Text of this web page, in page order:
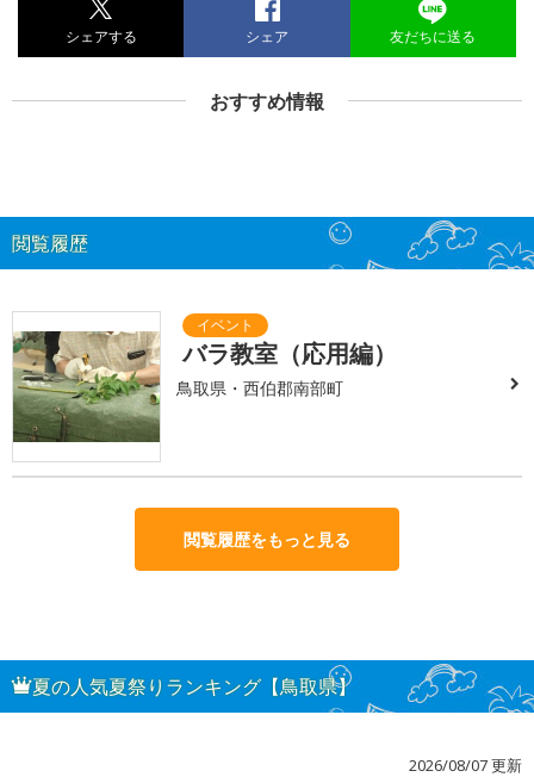
シェアする シェア 友だちに送る
おすすめ情報
閲覧履歴
バラ教室（応用編）
鳥取県・西伯郡南部町
閲覧履歴をもっと見る
夏の人気夏祭りランキング【鳥取県】
2026/08/07 更新